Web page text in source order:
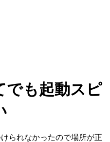
でも起動スピ
られなかったので場所が正